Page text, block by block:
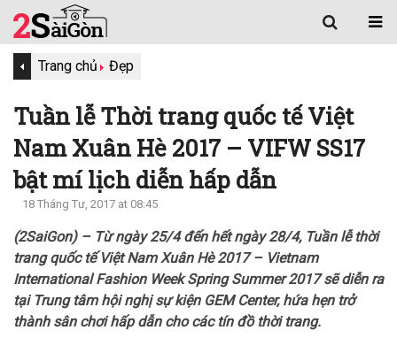
Trang chủ Đẹp
Tuần lễ Thời trang quốc tế Việt
Nam Xuân Hè 2017 – VIFW SS17
bật mí lịch diễn hấp dẫn
18 Tháng Tư, 2017 at 08:45
(2SaiGon) – Từ ngày 25/4 đến hết ngày 28/4, Tuần lễ thời
trang quốc tế Việt Nam Xuân Hè 2017 – Vietnam
International Fashion Week Spring Summer 2017 sẽ diễn ra
tại Trung tâm hội nghị sự kiện GEM Center, hứa hẹn trở
thành sân chơi hấp dẫn cho các tín đồ thời trang.